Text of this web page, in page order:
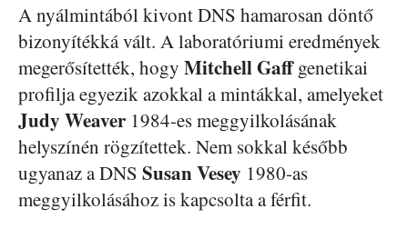
A nyálmintából kivont DNS hamarosan döntő
bizonyítékká vált. A laboratóriumi eredmények
megerősítették, hogy Mitchell Gaffgenetikai
profilja egyezik azokkal a mintákkal, amelyeket
Judy Weaver 1984-es meggyilkolásának
helyszínén rögzítettek. Nem sokkal később
ugyanaz a DNS Susan Vesey 1980-as
meggyilkolásához is kapcsolta a férfit.